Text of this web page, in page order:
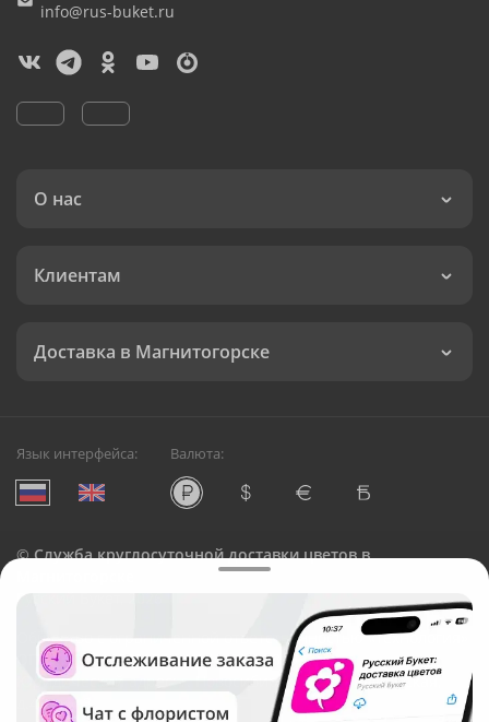
info@rus-buket.ru
О нас
Клиентам
Доставка в Магнитогорске
Язык интерфейса: Валюта:
©Служба круглосуточной доставки цветов в
Русский Букет, 2026
Общество с ограниченной ответственностью «Технология»
ОГРН: 1195476081745, ИНН: 5410081997
Юридический адрес: г. Новосибирск, ул. Ипподромская,
д.42, оф. 3